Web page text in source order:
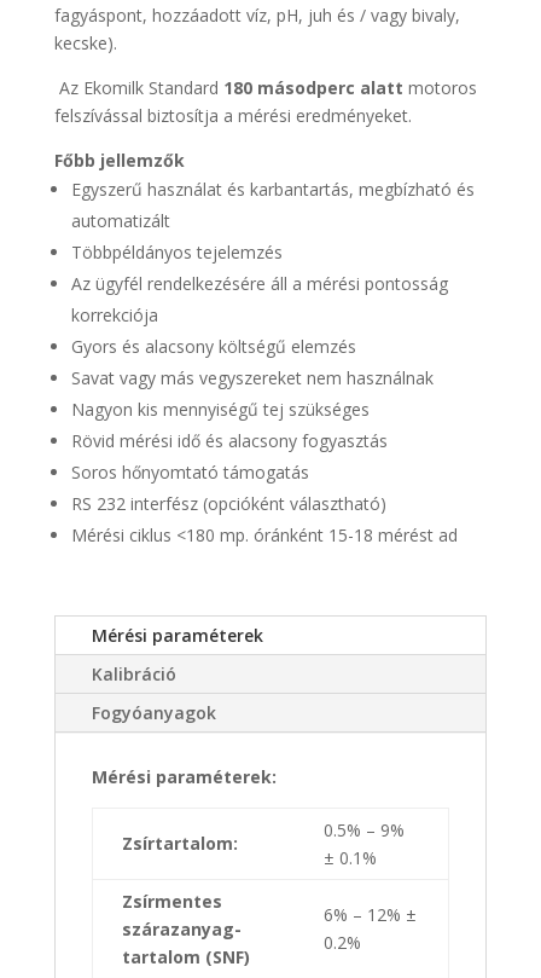
fagyáspont, hozzáadott víz, pH, juh és / vagy bivaly,
kecske).
Az Ekomilk Standard 180 másodperc alatt motoros
felszívással biztosítja a mérési eredményeket.
Főbb jellemzők
Egyszerű használat és karbantartás, megbízható és
automatizált
Többpéldányos tejelemzés
Az ügyfél rendelkezésére áll a mérési pontosság
korrekciója
Gyors és alacsony költségű elemzés
Savat vagy más vegyszereket nem használnak
Nagyon kis mennyiségű tej szükséges
Rövid mérési idő és alacsony fogyasztás
Soros hőnyomtató támogatás
RS 232 interfész (opcióként választható)
Mérési ciklus <180 mp. óránként 15-18 mérést ad
Mérési paraméterek
Kalibráció
Fogyóanyagok
Mérési paraméterek:
Zsírtartalom:
0.5% – 9%
± 0.1%
Zsírmentes
szárazanyag-
tartalom (SNF)
6% – 12% ±
0.2%